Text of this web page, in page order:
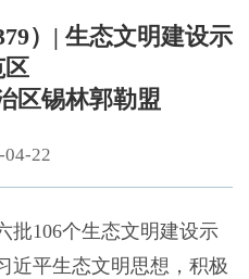
）| 生态文明建设示
区
锡林郭勒盟
04-22
106个生态文明建设示
近平生态文明思想，积极